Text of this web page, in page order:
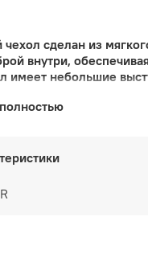
сделан из
внутри,
имеет небольшие
плотное
вырезы для